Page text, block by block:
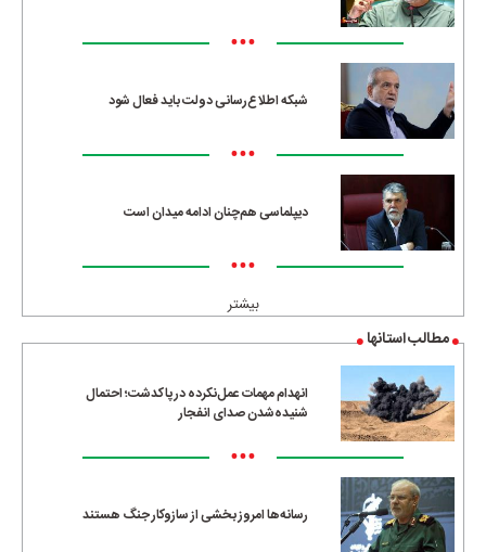
•••
شبکه اطلاع‌رسانی دولت باید فعال شود
•••
دیپلماسی هم‌چنان ادامه میدان است
•••
بیشتر
مطالب استانها
انهدام مهمات عمل‌نکرده در پاکدشت؛ احتمال
شنیده‌شدن صدای انفجار
•••
رسانه‌ها امروز بخشی از سازوکار جنگ هستند